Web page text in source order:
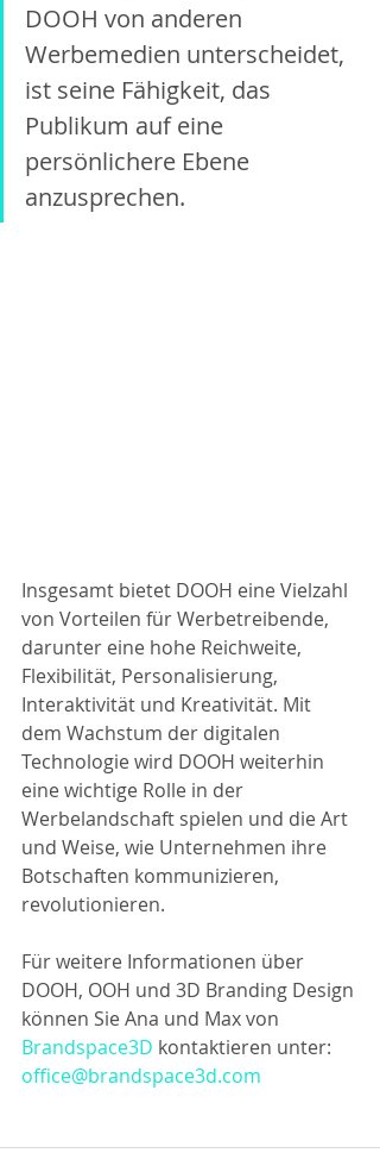
DOOH von anderen
Werbemedien unterscheidet,
ist seine Fähigkeit, das
Publikum auf eine
persönlichere Ebene
anzusprechen.
Insgesamt bietet DOOH eine Vielzahl
von Vorteilen für Werbetreibende,
darunter eine hohe Reichweite,
Flexibilität, Personalisierung,
Interaktivität und Kreativität. Mit
dem Wachstum der digitalen
Technologie wird DOOH weiterhin
eine wichtige Rolle in der
Werbelandschaft spielen und die Art
und Weise, wie Unternehmen ihre
Botschaften kommunizieren,
revolutionieren.
Für weitere Informationen über
DOOH, OOH und 3D Branding Design
können Sie Ana und Max von
Brandspace3D kontaktieren unter:
office@brandspace3d.com